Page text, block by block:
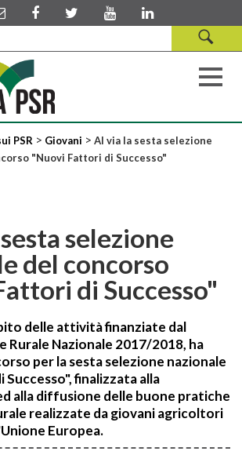
PSR > Giovani > Al via la sesta selezione
"Nuovi Fattori di Successo"
selezione
del concorso
di Successo"
delle attività finanziate dal
Rurale Nazionale 2017/2018, ha
per la sesta selezione nazionale
finalizzata alla
alla diffusione delle buone pratiche
realizzate da giovani agricoltori
Europea.